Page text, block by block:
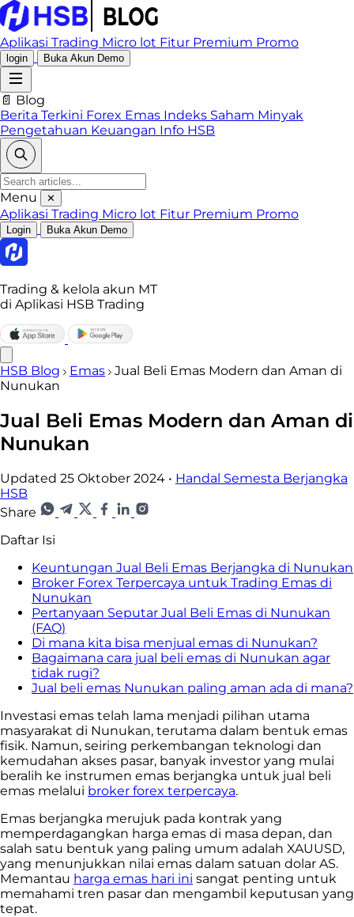
Aplikasi Trading Micro lot Fitur Premium Promo
login Buka Akun Demo
📄 Blog
Berita Terkini Forex Emas Indeks Saham Minyak
Pengetahuan Keuangan Info HSB
Menu ✕
Aplikasi Trading Micro lot Fitur Premium Promo
Login Buka Akun Demo
Trading & kelola akun MT
di Aplikasi HSB Trading
HSB Blog Emas
Jual Beli Emas Modern dan Aman di
Nunukan
Jual Beli Emas Modern dan Aman di
Nunukan
Updated 25 Oktober 2024 • Handal Semesta Berjangka
HSB
Share
Daftar Isi
Keuntungan Jual Beli Emas Berjangka di Nunukan
Broker Forex Terpercaya untuk Trading Emas di
Nunukan
Pertanyaan Seputar Jual Beli Emas di Nunukan
(FAQ)
Di mana kita bisa menjual emas di Nunukan?
Bagaimana cara jual beli emas di Nunukan agar
tidak rugi?
Jual beli emas Nunukan paling aman ada di mana?
Investasi emas telah lama menjadi pilihan utama
masyarakat di Nunukan, terutama dalam bentuk emas
fisik. Namun, seiring perkembangan teknologi dan
kemudahan akses pasar, banyak investor yang mulai
beralih ke instrumen emas berjangka untuk jual beli
emas melalui broker forex terpercaya.
Emas berjangka merujuk pada kontrak yang
memperdagangkan harga emas di masa depan, dan
salah satu bentuk yang paling umum adalah XAUUSD,
yang menunjukkan nilai emas dalam satuan dolar AS.
Memantau harga emas hari ini sangat penting untuk
memahami tren pasar dan mengambil keputusan yang
tepat.